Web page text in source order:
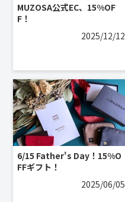
MUZOSA公式EC、15%OF
F！
2025/12/12
6/15 Father's Day！15%O
FFギフト！
2025/06/05